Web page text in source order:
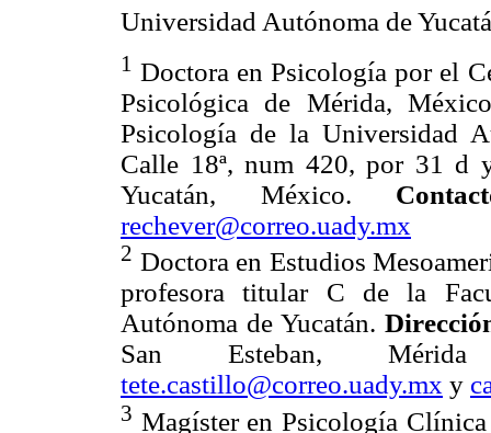
Universidad Autónoma de
1 Doctora en Psicología por el
Psicológica de Mérida,
Psicología de la Universidad
Calle 18ª, num 420, por 31 d
Yucatán, México.
rechever@correo.uady.mx
2 Doctora en Estudios
profesora titular C de la
Autónoma de Yucatán.
San Esteban,
tete.castillo@correo.uady.mx y
3 Magíster en Psicología